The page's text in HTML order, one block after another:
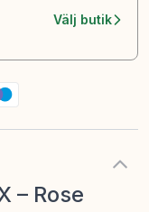
Välj butik
– Rose